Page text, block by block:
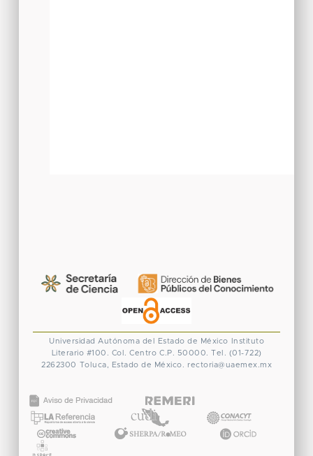
Universidad Autónoma del Estado de México
Instituto
Literario #100. Col. Centro C.P. 50000. Tel. (01-722)
2262300 Toluca, Estado de México. rectoria@uaemex.mx